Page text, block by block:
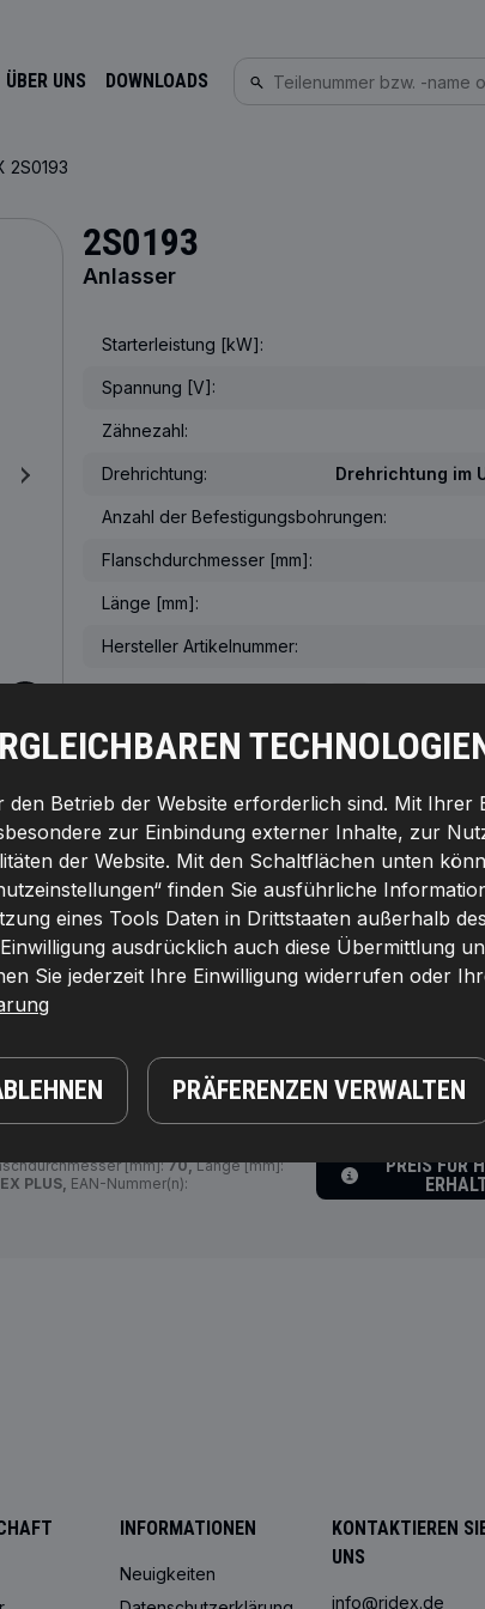
ÜBER UNS DOWNLOADS
Betrieb der Website erforderlich sind. Mit Ihrer
zur Einbindung externer Inhalte, zur
der Website. Mit den Schaltflächen unten
finden Sie ausführliche
eines Tools Daten in Drittstaaten außerhalb
ausdrücklich auch diese Übermittlung
Sie jederzeit Ihre Einwilligung widerrufen oder
PRÄFERENZEN VERWALTEN
2S0193
2S0193
Anlasser
Starterleistung [kW]:
Spannung [V]:
Zähnezahl:
Drehrichtung: Drehrichtung im
Anzahl der Befestigungsbohrungen:
Flanschdurchmesser [mm]:
Länge [mm]:
Hersteller Artikelnummer:
Drehrichtung im
[mm]:
REMAN,EAN-Nummer(n):
PREIS FÜR
[mm]:70,Länge [mm]:
PLUS, EAN-Nummer(n):
PREIS FÜR
INFORMATIONEN
Neuigkeiten
KONTAKTIEREN
UNS
info@ridex.de